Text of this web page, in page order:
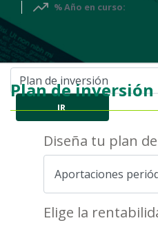
% Año en curso:
IR
Plan de inversión
Diseña tu plan
Elige la